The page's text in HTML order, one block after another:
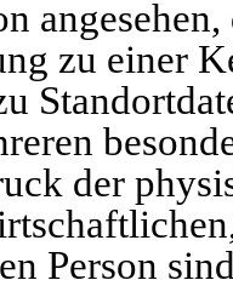
zu einer
der
Person